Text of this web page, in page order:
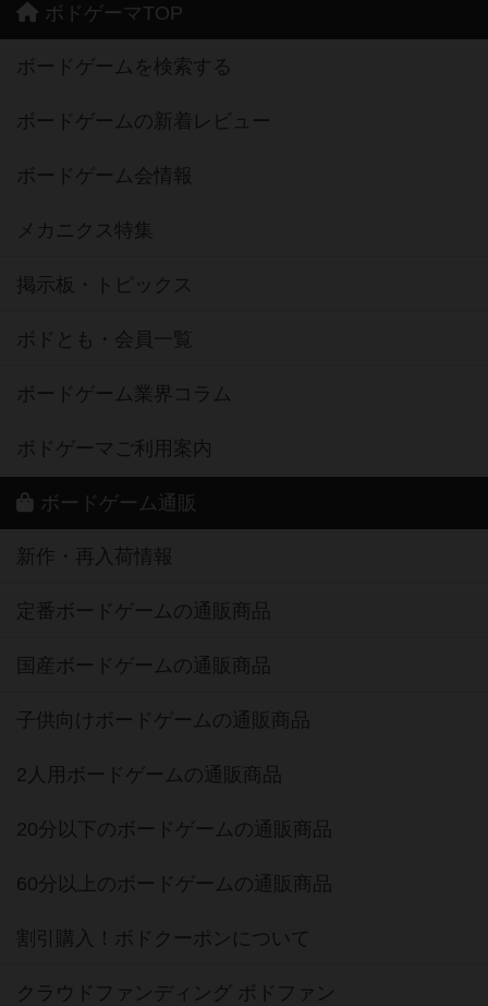
ボドゲーマTOP
ボードゲームを検索する
ボードゲームの新着レビュー
ボードゲーム会情報
メカニクス特集
掲示板・トピックス
ボドとも・会員一覧
ボードゲーム業界コラム
ボドゲーマご利用案内
ボードゲーム通販
新作・再入荷情報
定番ボードゲームの通販商品
国産ボードゲームの通販商品
子供向けボードゲームの通販商品
2人用ボードゲームの通販商品
20分以下のボードゲームの通販商品
60分以上のボードゲームの通販商品
割引購入！ボドクーポンについて
クラウドファンディング ボドファン